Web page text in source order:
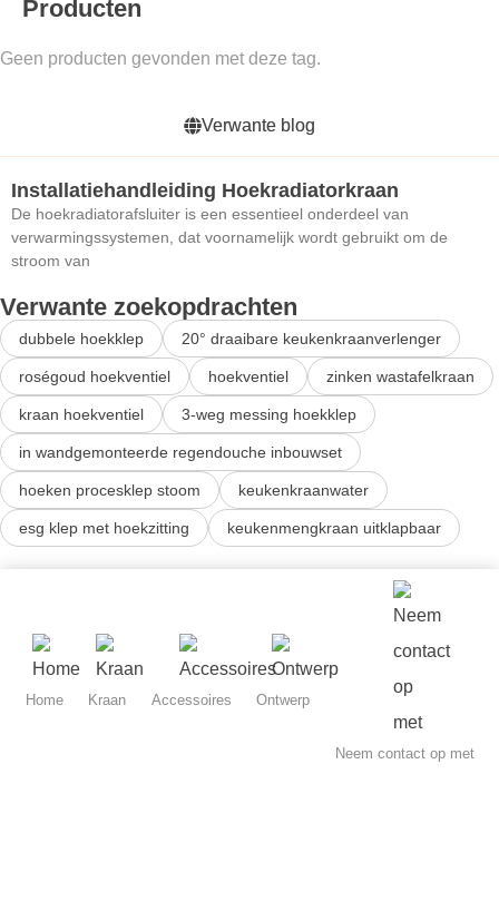
Producten
Geen producten gevonden met deze tag.
Verwante blog
Installatiehandleiding Hoekradiatorkraan
De hoekradiatorafsluiter is een essentieel onderdeel van
verwarmingssystemen, dat voornamelijk wordt gebruikt om de
stroom van
Verwante zoekopdrachten
dubbele hoekklep 20° draaibare keukenkraanverlenger
roségoud hoekventiel hoekventiel zinken wastafelkraan
kraan hoekventiel 3-weg messing hoekklep
in wandgemonteerde regendouche inbouwset
hoeken procesklep stoom keukenkraanwater
esg klep met hoekzitting keukenmengkraan uitklapbaar
Home Kraan Accessoires Ontwerp
Neem contact op met